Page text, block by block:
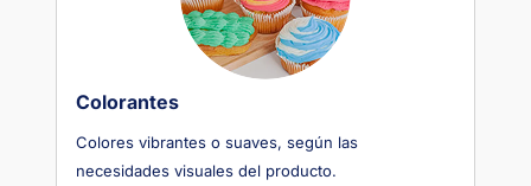
Colorantes
Colores vibrantes o suaves, según las
necesidades visuales del producto.